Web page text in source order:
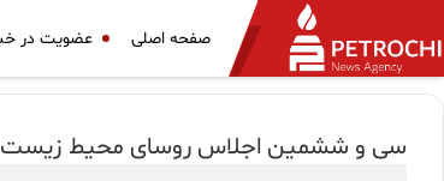
صفحه اصلی عضویت در
سی و ششمین اجلاس روسای محیط زیست